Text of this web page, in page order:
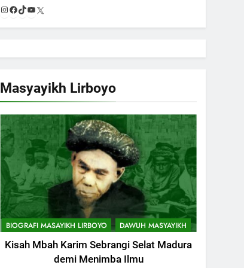
Instagram
Facebook
TikTokYouTube
Masyayikh Lirboyo
BIOGRAFI MASAYIKH LIRBOYO DAWUH MASYAYIKH
Kisah Mbah Karim Sebrangi Selat Madura
demi Menimba Ilmu